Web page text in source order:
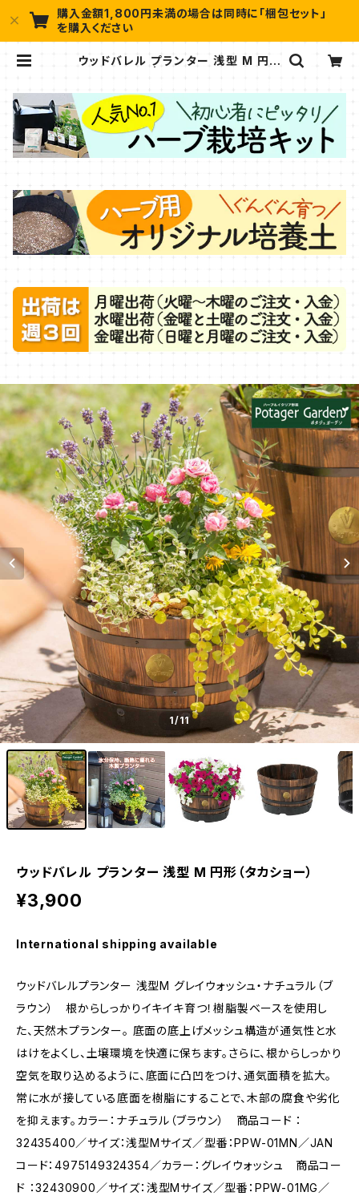
購入金額1,800円未満の場合は同時に「梱包セット」
を購入ください
ウッドバレル プランター 浅型 M 円形
1/11
ウッドバレル プランター 浅型 M 円形（タカショー）
¥3,900
International shipping available
ウッドバレルプランター 浅型M グレイウォッシュ・ナチュラル（ブ
ラウン） 根からしっかりイキイキ育つ！樹脂製ベースを使用し
た、天然木プランター。 底面の底上げメッシュ構造が通気性と水
はけをよくし、土壌環境を快適に保ちます。さらに、根からしっかり
空気を取り込めるように、底面に凸凹をつけ、通気面積を拡大。
常に水が接している底面を樹脂にすることで、木部の腐食や劣化
を抑えます。カラー：ナチュラル（ブラウン） 商品コード ：
32435400／サイズ：浅型Mサイズ／型番：PPW-01MN／JAN
コード：4975149324354／カラー：グレイウォッシュ 商品コー
ド ：32430900／サイズ：浅型Mサイズ／型番：PPW-01MG／